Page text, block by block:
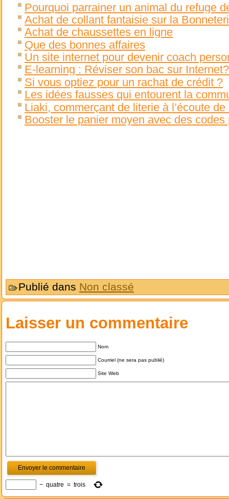
Pourquoi parrainer un animal du refuge
Achat de collant fantaisie sur la
Achat de chaussettes en ligne
Que des bonnes affaires
Un site internet pour devenir coach
E-learning : Réviser son bac sur Internet?
Si vous optiez pour un rachat de crédit ?
Les idées fausses qui entourent la
Liaki, commerçant de literie à l’écoute
Booster le panier moyen avec des
Publié dans Non classé
Laisser un commentaire
Nom
Courriel (ne sera pas publié)
Site Web
− quatre = trois